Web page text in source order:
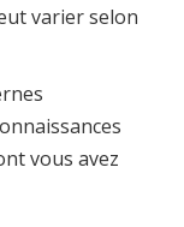
varier selon
vous avez